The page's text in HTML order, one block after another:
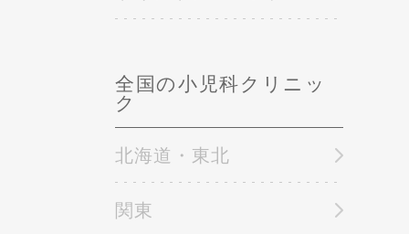
全国の小児科クリニッ
ク
北海道・東北
関東